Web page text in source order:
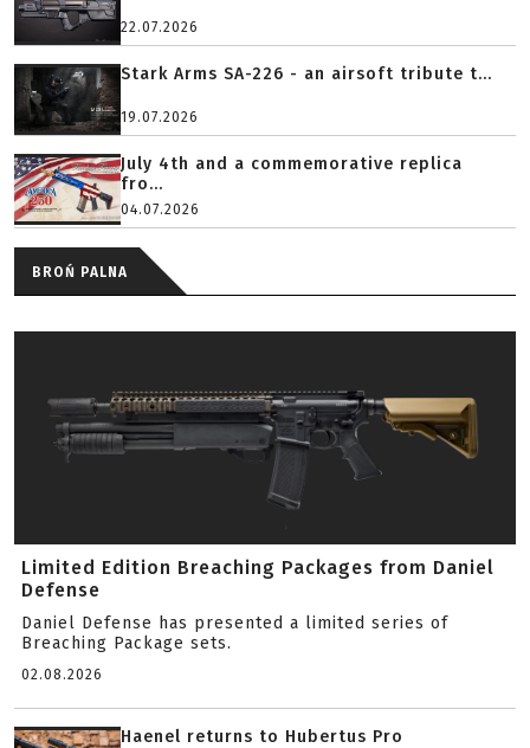
22.07.2026
Stark Arms SA-226 - an airsoft tribute t...
19.07.2026
July 4th and a commemorative replica
fro...
04.07.2026
BROŃ PALNA
Limited Edition Breaching Packages from Daniel
Defense
Daniel Defense has presented a limited series of
Breaching Package sets.
02.08.2026
Haenel returns to Hubertus Pro